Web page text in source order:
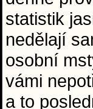
statistik
nedělají
osobní
vámi
a to